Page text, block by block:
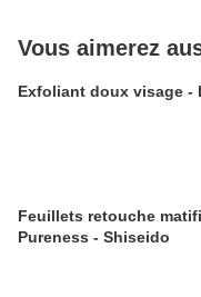
Vous aimerez
Exfoliant doux visage -
Feuillets retouche
Pureness - Shiseido